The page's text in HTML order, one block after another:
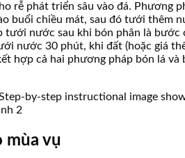
rễ phát triển sâu vào đá. Phương
buổi chiều mát, sau đó tưới
nước sau khi bón phân là
nước 30 phút, khi đất (hoặc giá
cả hai phương pháp bón lá
2
mùa vụ